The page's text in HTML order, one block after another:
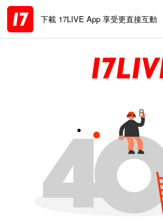
下載 17LIVE App 享受更直接互動